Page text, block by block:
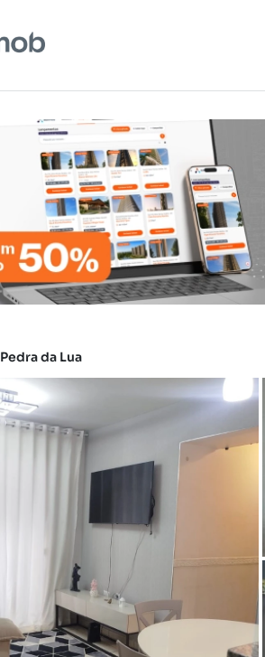
Pedra da Lua